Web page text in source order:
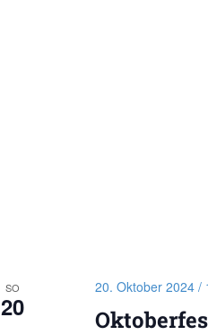
SO
20
20. Oktober 2024 /